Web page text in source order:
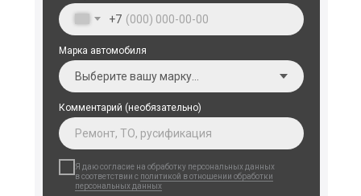
+7
Марка автомобиля
Комментарий (необязательно)
Я даю согласие на обработку персональных данных
в соответствии с политикой в отношении обработки
персональных данных